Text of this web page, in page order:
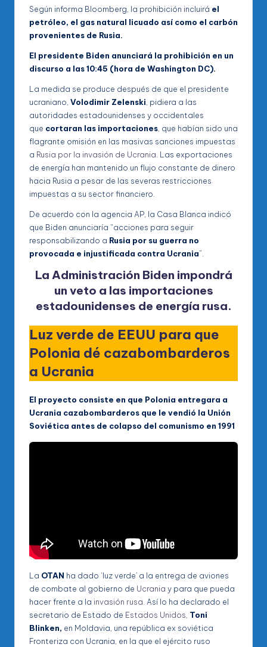
Según informa Bloomberg, la prohibición incluirá el
petróleo, el gas natural licuado así como el carbón
provenientes de Rusia.
El presidente Biden anunciará la prohibición en un
discurso a las 10:45 (hora de Washington DC).
La medida se produce después de que el presidente
ucraniano, Volodimir Zelenski, pidiera a las
autoridades estadounidenses y occidentales
que cortaran las importaciones, que habían sido una
flagrante omisión en las masivas sanciones impuestas
a Rusia por la invasión de Ucrania. Las exportaciones
de energía han mantenido un flujo constante de dinero
hacia Rusia a pesar de las severas restricciones
impuestas a su sector financiero.
De acuerdo con la agencia AP, la Casa Blanca indicó
que Biden anunciaría “acciones para seguir
responsabilizando a Rusia por su guerra no
provocada e injustificada contra Ucrania”.
La Administración Biden impondrá
un veto a las importaciones
estadounidenses de energía rusa.
Luz verde de EEUU para que
Polonia dé cazabombarderos
a Ucrania
El proyecto consiste en que Polonia entregara a
Ucrania cazabombarderos que le vendió la Unión
Soviética antes de colapso del comunismo en 1991
La OTAN ha dado ‘luz verde’ a la entrega de aviones
de combate al gobierno de Ucrania y para que pueda
hacer frente a la invasión rusa. Así lo ha declarado el
secretario de Estado de Estados Unidos, Toni
Blinken, en Moldavia, una república ex soviética
Fronteriza con Ucrania, en la que el ejército ruso